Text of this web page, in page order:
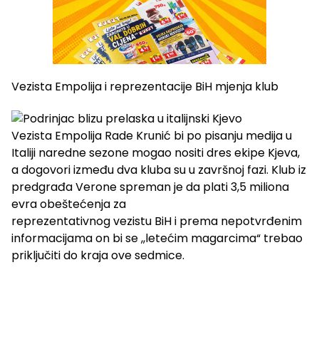
Vezista Empolija i reprezentacije BiH mjenja klub
Vezista Empolija Rade Krunić bi po pisanju medija u
Italiji naredne sezone mogao nositi dres ekipe Kjeva,
a dogovori između dva kluba su u završnoj fazi. Klub iz
predgrađa Verone spreman je da plati 3,5 miliona
evra obeštećenja za
reprezentativnog vezistu BiH i prema nepotvrđenim
informacijama on bi se ,,letećim magarcima“ trebao
priključiti do kraja ove sedmice.